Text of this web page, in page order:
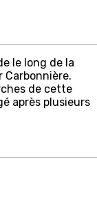
le long de la
Carbonnière.
de cette
après plusieurs